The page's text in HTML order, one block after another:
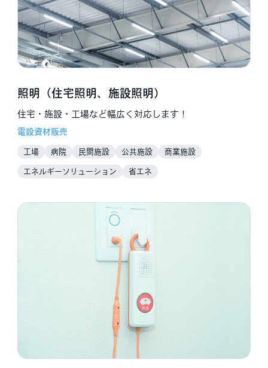
照明（住宅照明、施設照明）
住宅・施設・工場など幅広く対応します！
電設資材販売
工場 病院 民間施設 公共施設
商業施設
エネルギーソリューション 省エネ